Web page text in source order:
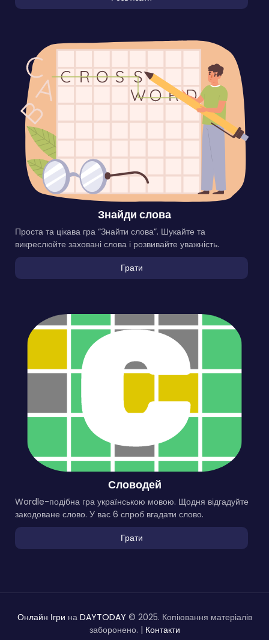
Знайди слова
Проста та цікава гра “Знайти слова”. Шукайте та
викреслюйте заховані слова і розвивайте уважність.
Грати
Словодей
Wordle-подібна гра українською мовою. Щодня відгадуйте
закодоване слово. У вас 6 спроб вгадати слово.
Грати
Онлайн Ігри на DAYTODAY © 2025. Копіювання матеріалів
заборонено. | Контакти